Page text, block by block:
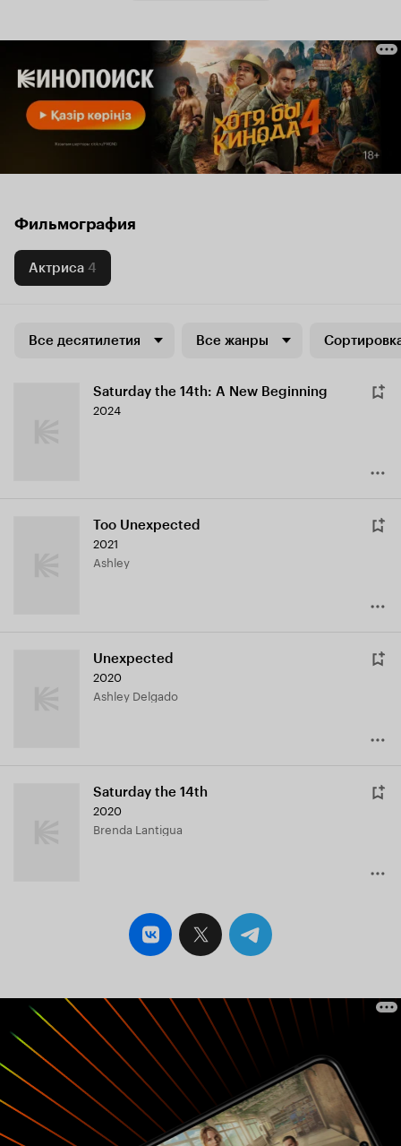
Фильмография
Актриса 4
Все десятилетия Все жанры
Saturday the 14th: A New Beginning
2024
Too Unexpected
2021
Ashley
Unexpected
2020
Ashley Delgado
Saturday the 14th
2020
Brenda Lantigua